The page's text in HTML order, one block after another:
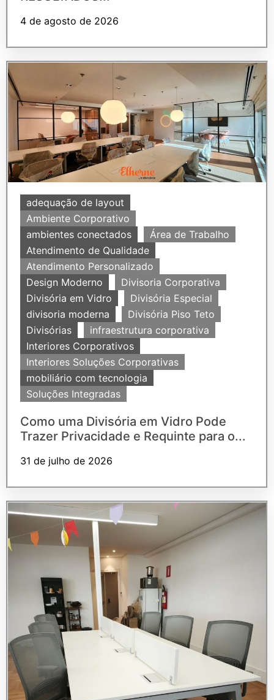
4 de agosto de 2026
adequação de layout
Ambiente Corporativo
ambientes conectados
Área de Trabalho
Atendimento de Qualidade
Atendimento Personalizado
Design Moderno
Divisoria Corporativa
Divisória em Vidro
Divisória Especial
divisoria moderna
Divisória Piso Teto
Divisórias
infraestrutura corporativa
Interiores Corporativos
Interiores Soluções Corporativas
mobiliário com tecnologia
Soluções Integradas
Como uma Divisória em Vidro Pode
Trazer Privacidade e Requinte para o...
31 de julho de 2026